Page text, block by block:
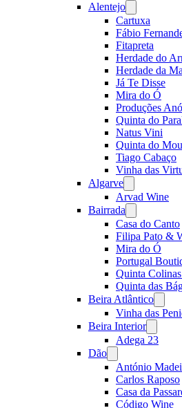
Alentejo
menu
Cartuxa
Fábio
Fitapreta
Herdade do
Herdade da
Já Te Disse
Mira do Ó
Produções
Quinta do
Natus Vini
Quinta do
Tiago Cabaço
Vinha das
Algarve
menu
Arvad Wine
Bairrada
menu
Casa do Canto
Filipa Pato &
Mira do Ó
Portugal
Quinta
Quinta das
Beira Atlântico
menu
Vinha das
Beira Interior
menu
Adega 23
Dão
menu
António
Carlos Raposo
Casa da
Código Wine